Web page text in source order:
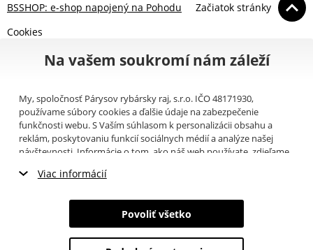
BSSHOP: e-shop napojený na Pohodu
Začiatok stránky
Cookies
Na vašem soukromí nám záleží
My, spoločnosť Párysov rybársky raj, s.r.o. IČO 48171930,
používame súbory cookies a ďalšie údaje na zabezpečenie
funkčnosti webu. S Vaším súhlasom k personalizácii obsahu a
reklám, poskytovaniu funkcií sociálnych médií a analýze našej
návštevnosti. Informácie o tom, ako náš web používate, zdieľame
(napríklad Google).Tu
informáciami, ktoré ste im poskytli alebo ktoré získali v dôsledku
toho, že používate ich služby. Tieto údaje zahŕňajú cookies, dáta z
ďalších úložísk, IP adresu a ďalšie informácie spojené s prezeraním
Viac informácií
Nevyhnutné cookies
Marketingové cookies
Povoliť všetko